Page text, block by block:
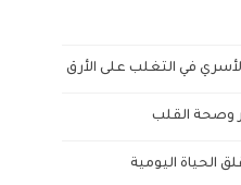
في التغلب على الأرق
وصحة القلب
الحياة اليومية